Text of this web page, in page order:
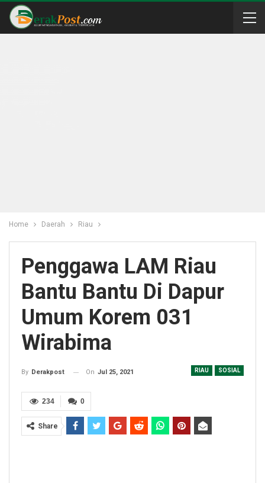
Home Daerah Riau
Penggawa LAM Riau
Bantu Bantu Di Dapur
Umum Korem 031
Wirabima
RIAU SOSIAL
By Derakpost On Jul 25, 2021
0
234
Share